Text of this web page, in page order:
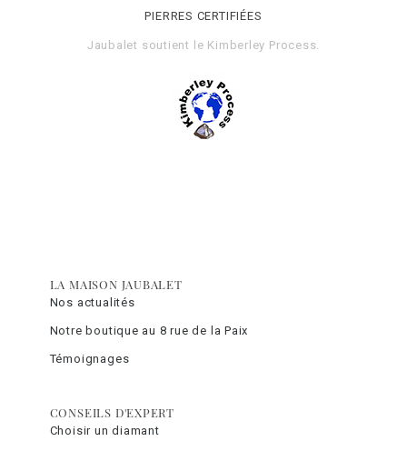
PIERRES CERTIFIÉES
Jaubalet soutient le Kimberley Process.
LA MAISON JAUBALET
Nos actualités
Notre boutique au 8 rue de la Paix
Témoignages
CONSEILS D'EXPERT
Choisir un diamant